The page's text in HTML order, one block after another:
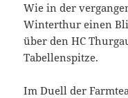
Wie in der
Winterthur einen
über den HC
Tabellenspitze.
Im Duell der